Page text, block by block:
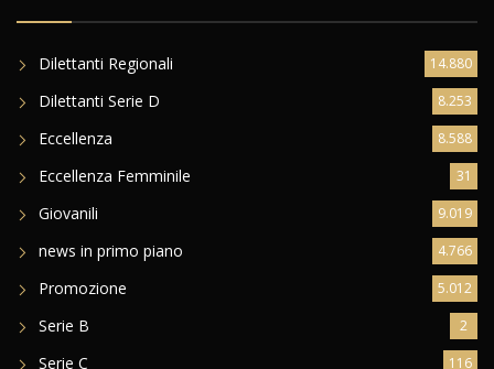
Dilettanti Regionali 14.880
Dilettanti Serie D 8.253
Eccellenza 8.588
Eccellenza Femminile 31
Giovanili 9.019
news in primo piano 4.766
Promozione 5.012
Serie B 2
Serie C 116